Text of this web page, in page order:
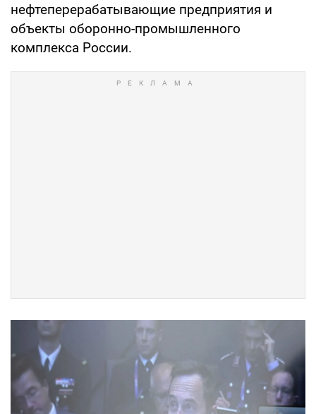
нефтеперерабатывающие предприятия и
объекты оборонно-промышленного
комплекса России.